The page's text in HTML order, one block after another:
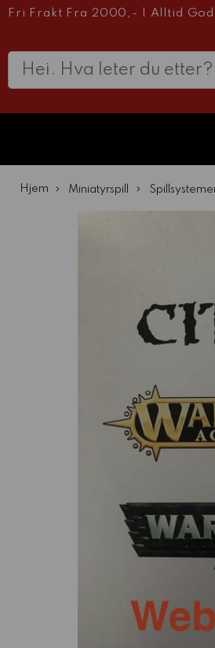
Fri Frakt Fra 2000,- Alltid
Hjem Miniatyrspill